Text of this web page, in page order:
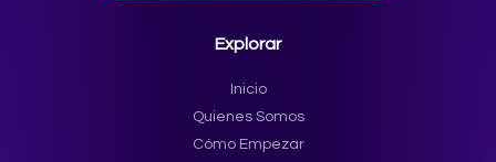
Explorar
Inicio
Quienes Somos
Cómo Empezar